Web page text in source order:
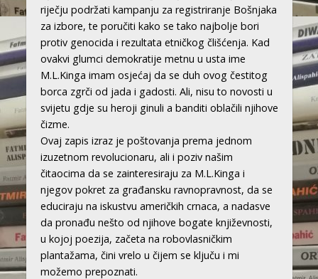
riječju podržati kampanju za registriranje Bošnjaka
za izbore, te poručiti kako se tako najbolje bori
protiv genocida i rezultata etničkog člišćenja. Kad
ovakvi glumci demokratije metnu u usta ime
M.L.Kinga imam osjećaj da se duh ovog čestitog
borca zgrči od jada i gadosti. Ali, nisu to novosti u
svijetu gdje su heroji ginuli a banditi oblačili njihove
čizme.
Ovaj zapis izraz je poštovanja prema jednom
izuzetnom revolucionaru, ali i poziv našim
čitaocima da se zainteresiraju za M.L.Kinga i
njegov pokret za građansku ravnopravnost, da se
educiraju na iskustvu američkih crnaca, a nadasve
da pronađu nešto od njihove bogate književnosti,
u kojoj poezija, začeta na robovlasničkim
plantažama, čini vrelo u čijem se ključu i mi
možemo prepoznati.